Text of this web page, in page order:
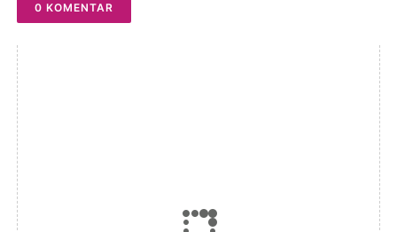
0 KOMENTAR